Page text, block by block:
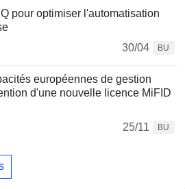
pour optimiser l'automatisation
30/04
BU
européennes de gestion
d'une nouvelle licence MiFID
25/11
BU